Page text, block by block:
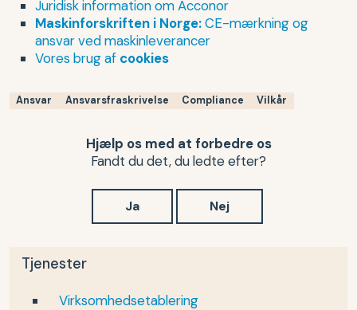
Juridisk information om Acconor
Maskinforskriften i Norge:CE-mærkning og
ansvar ved maskinleverancer
Vores brug af cookies
Ansvar Ansvarsfraskrivelse Compliance Vilkår
Hjælp os med at forbedre os
Fandt du det, du ledte efter?
Ja Nej
Tjenester
Virksomhedsetablering